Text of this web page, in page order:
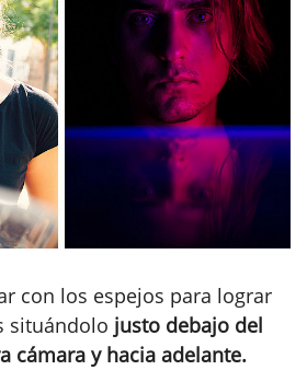
con los espejos para lograr
situándolo justo debajo del
cámara y hacia adelante.